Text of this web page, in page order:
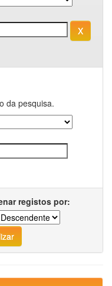
da pesquisa.
registos por: